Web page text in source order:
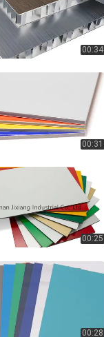
00:34
00:31
00:25
00:28